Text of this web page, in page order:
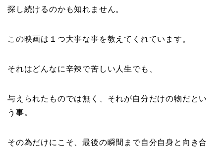
探し続けるのかも知れません。
この映画は１つ大事な事を教えてくれています。
それはどんなに辛辣で苦しい人生でも、
与えられたものでは無く、それが自分だけの物だとい
う事。
その為だけにこそ、最後の瞬間まで自分自身と向き合